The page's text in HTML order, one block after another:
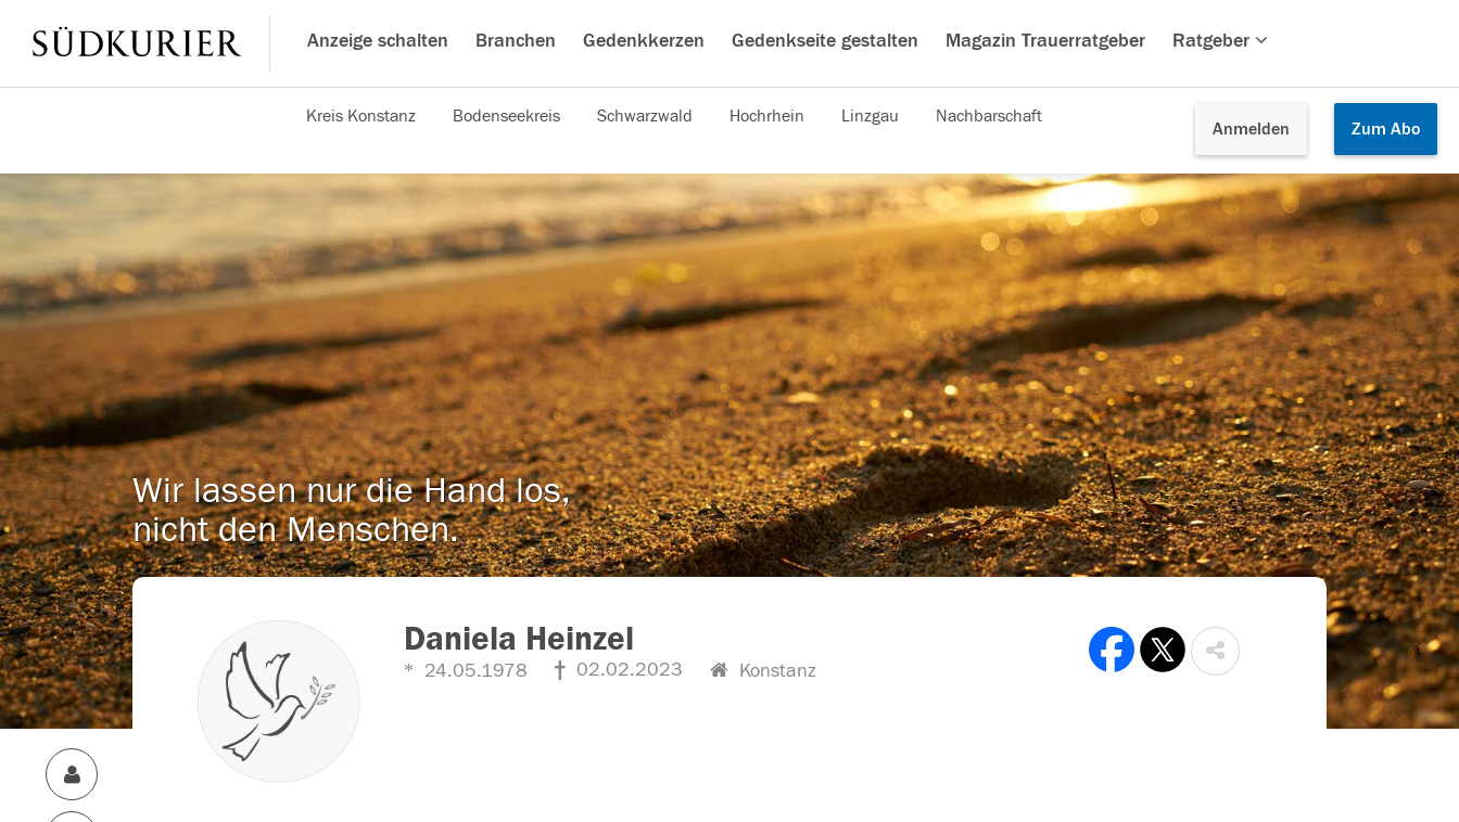
Anzeige schalten Branchen Gedenkkerzen Gedenkseite gestalten Magazin Trauerratgeber Ratgeber
Anmelden Zum Abo
Kreis Konstanz Bodenseekreis Schwarzwald Hochrhein Linzgau Nachbarschaft
Wir lassen nur die Hand los,
nicht den Menschen.
Daniela Heinzel
24.05.1978 02.02.2023 Konstanz